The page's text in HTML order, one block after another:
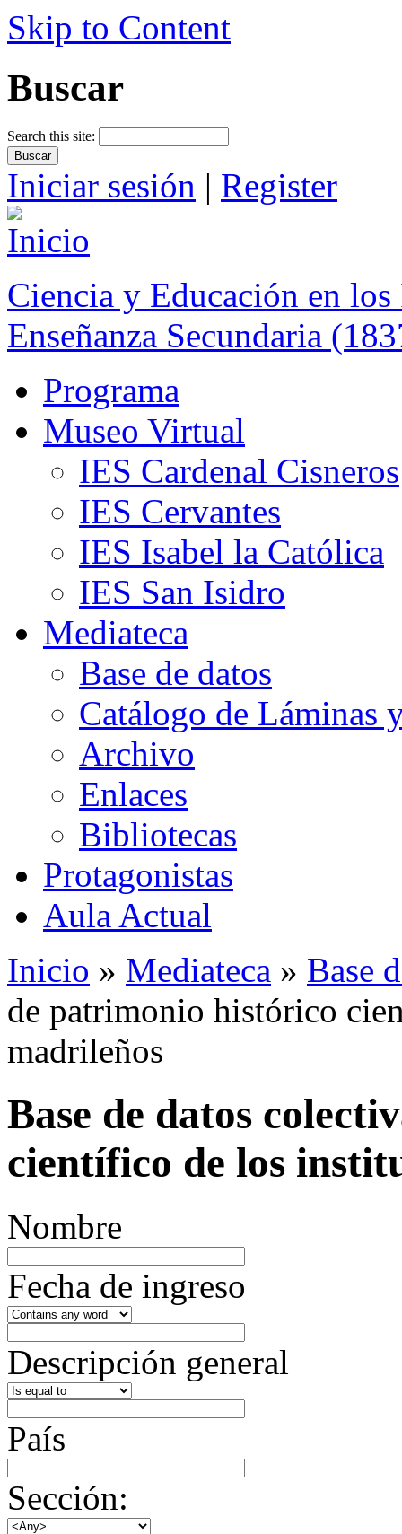
Skip to Content
Buscar
Search this site:
Iniciar sesión | Register
Ciencia y Educación en
Enseñanza Secundaria
Programa
Museo Virtual
IES Cardenal Cisneros
IES Cervantes
IES Isabel la Católica
IES San Isidro
Mediateca
Base de datos
Catálogo de Láminas
Archivo
Enlaces
Bibliotecas
Protagonistas
Aula Actual
Inicio » Mediateca » Base
de patrimonio histórico
madrileños
Base de datos
científico de los
Nombre
Fecha de ingreso
Descripción general
País
Sección: